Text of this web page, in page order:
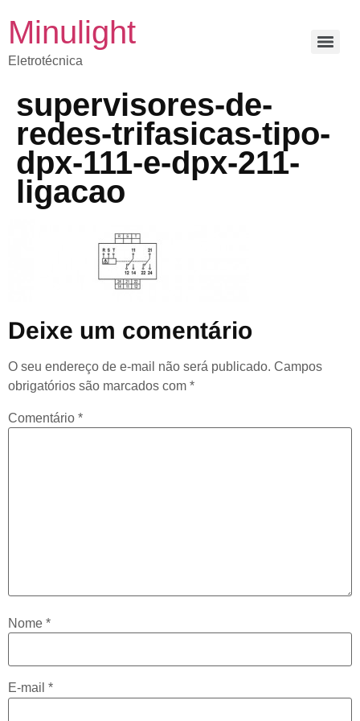
Minulight
Eletrotécnica
supervisores-de-
redes-trifasicas-tipo-
dpx-111-e-dpx-211-
ligacao
Deixe um comentário
O seu endereço de e-mail não será publicado. Campos
obrigatórios são marcados com *
Comentário *
Nome *
E-mail *